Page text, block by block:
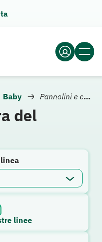
Baby Pannolini e cura del bambino
del
linee